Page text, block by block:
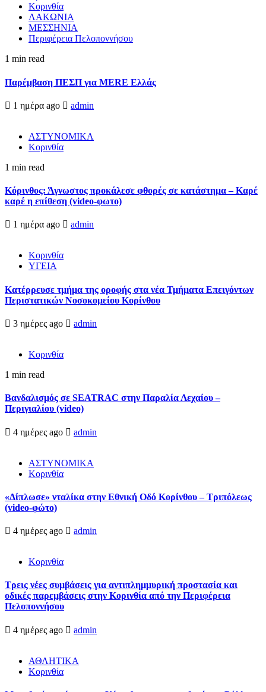
Κορινθία
ΛΑΚΩΝΙΑ
ΜΕΣΣΗΝΙΑ
Περιφέρεια Πελοποννήσου
1 min read
Παρέμβαση ΠΕΣΠ για MERE Ελλάς
1 ημέρα ago admin
ΑΣΤΥΝΟΜΙΚΑ
Κορινθία
1 min read
Κόρινθος: Άγνωστος προκάλεσε φθορές σε κατάστημα – Καρέ
καρέ η επίθεση (video-φωτο)
1 ημέρα ago admin
Κορινθία
ΥΓΕΙΑ
Kατέρρευσε τμήμα της οροφής στα νέα Τμήματα Επειγόντων
Περιστατικών Νοσοκομείου Κορίνθου
3 ημέρες ago admin
Κορινθία
1 min read
Βανδαλισμός σε SEATRAC στην Παραλία Λεχαίου –
Περιγιαλίου (video)
4 ημέρες ago admin
ΑΣΤΥΝΟΜΙΚΑ
Κορινθία
«Δίπλωσε» νταλίκα στην Εθνική Oδό Κορίνθου – Τριπόλεως
(video-φώτο)
4 ημέρες ago admin
Κορινθία
Τρεις νέες συμβάσεις για αντιπλημμυρική προστασία και
οδικές παρεμβάσεις στην Κορινθία από την Περιφέρεια
Πελοποννήσου
4 ημέρες ago admin
ΑΘΛΗΤΙΚΑ
Κορινθία